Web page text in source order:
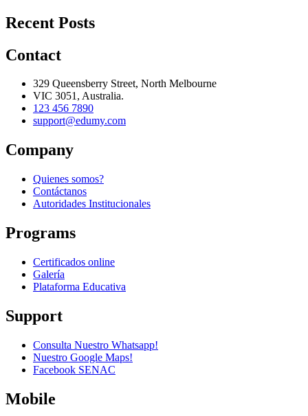
Recent Posts
Contact
329 Queensberry Street, North Melbourne
VIC 3051, Australia.
123 456 7890
support@edumy.com
Company
Quienes somos?
Contáctanos
Autoridades Institucionales
Programs
Certificados online
Galería
Plataforma Educativa
Support
Consulta Nuestro Whatsapp!
Nuestro Google Maps!
Facebook SENAC
Mobile